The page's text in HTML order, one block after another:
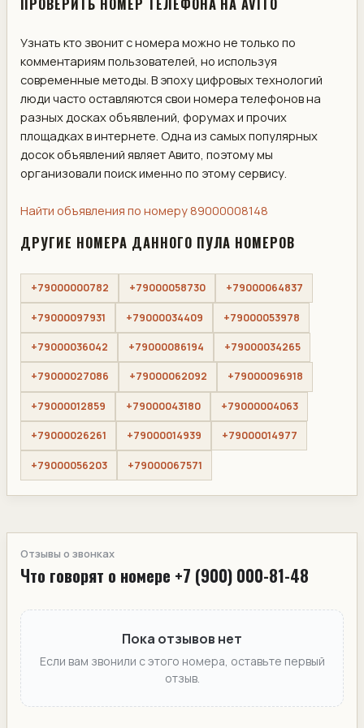
ПРОВЕРИТЬ НОМЕР ТЕЛЕФОНА НА AVITO
Узнать кто звонит с номера можно не только по
комментариям пользователей, но используя
современные методы. В эпоху цифровых технологий
люди часто оставляются свои номера телефонов на
разных досках объявлений, форумах и прочих
площадках в интернете. Одна из самых популярных
досок объявлений являет Авито, поэтому мы
организовали поиск именно по этому сервису.
Найти объявления по номеру 89000008148
ДРУГИЕ НОМЕРА ДАННОГО ПУЛА НОМЕРОВ
+79000000782 +79000058730 +79000064837
+79000097931 +79000034409 +79000053978
+79000036042 +79000086194 +79000034265
+79000027086 +79000062092 +79000096918
+79000012859 +79000043180 +79000004063
+79000026261 +79000014939 +79000014977
+79000056203 +79000067571
Отзывы о звонках
Что говорят о номере +7 (900) 000-81-48
Пока отзывов нет
Если вам звонили с этого номера, оставьте первый
отзыв.